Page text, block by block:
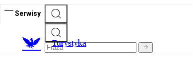
Serwisy
Turystyka